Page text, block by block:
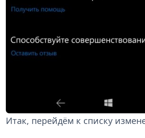
Итак, перейдём к списку